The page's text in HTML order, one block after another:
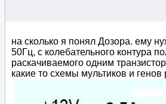
на сколько я понял Дозора. ему
50Гц, с колебательного контура
раскачиваемого одним
какие то схемы мультиков и генов